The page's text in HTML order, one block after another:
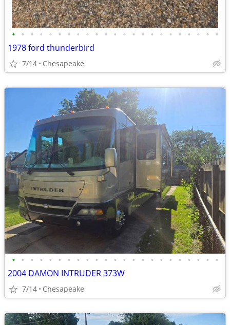
• • • • • • • • • • • • • • • • • • • • • • •
1978 ford thunderbird
7/14 Chesapeake
• • • • • • • • • • • • • • • • • • • • • • •
2004 DAMON INTRUDER 373W
7/14 Chesapeake